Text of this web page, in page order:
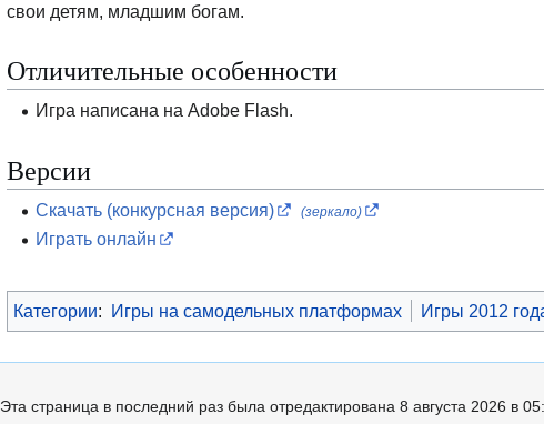
свои детям, младшим богам.
Отличительные особенности
Игра написана на Adobe Flash.
Версии
Скачать (конкурсная версия) (зеркало)
Играть онлайн
Категории: Игры на самодельных платформах Игры 2012
Эта страница в последний раз была отредактирована 8 августа 2026 в